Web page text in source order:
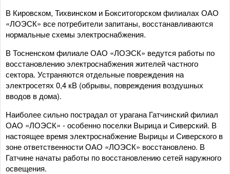
В Кировском, Тихвинском и Бокситогорском филиалах ОАО
«ЛОЭСК» все потребители запитаны, восстанавливаются
нормальные схемы электроснабжения.
В Тосненском филиале ОАО «ЛОЭСК» ведутся работы по
восстановлению электроснабжения жителей частного
сектора. Устраняются отдельные повреждения на
электросетях 0,4 кВ (обрывы, повреждения воздушных
вводов в дома).
Наиболее сильно пострадал от урагана Гатчинский филиал
ОАО «ЛОЭСК» - особенно поселки Вырица и Сиверский. В
настоящее время электроснабжение Вырицы и Сиверского в
зоне ответственности ОАО «ЛОЭСК» восстановлено. В
Гатчине начаты работы по восстановлению сетей наружного
освещения.